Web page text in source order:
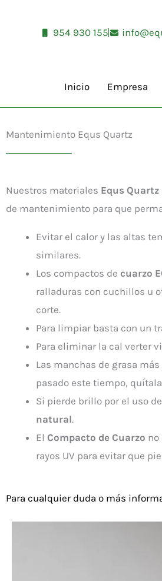
954 930 155
Inicio Empresa
Mantenimiento Equs Quartz
Nuestros materiales Equs Quartz
de mantenimiento para que
Evitar el calor y las altas
similares.
Los compactos de cuarzo
ralladuras con cuchillos u
corte.
Para limpiar basta con un
Para eliminar la cal verter
Las manchas de grasa
pasado este tiempo,
Si pierde brillo por el uso
natural.
El Compacto de Cuarzo no
rayos UV para evitar que
Para cualquier duda o más